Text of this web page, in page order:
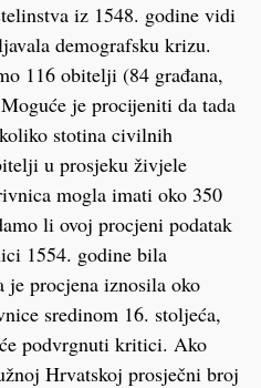
iz 1548. godine vidi
demografsku krizu.
116 obitelji (84 građana,
je procijeniti da tada
stotina civilnih
u prosjeku živjele
mogla imati oko 350
li ovoj procjeni podatak
1554. godine bila
je procjena iznosila oko
sredinom 16. stoljeća,
podvrgnuti kritici. Ako
Hrvatskoj prosječni broj